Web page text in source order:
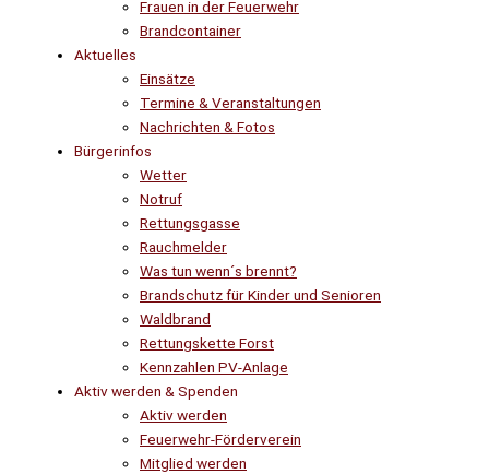
Frauen in der Feuerwehr
Brandcontainer
Aktuelles
Einsätze
Termine & Veranstaltungen
Nachrichten & Fotos
Bürgerinfos
Wetter
Notruf
Rettungsgasse
Rauchmelder
Was tun wenn´s brennt?
Brandschutz für Kinder und Senioren
Waldbrand
Rettungskette Forst
Kennzahlen PV-Anlage
Aktiv werden & Spenden
Aktiv werden
Feuerwehr-Förderverein
Mitglied werden